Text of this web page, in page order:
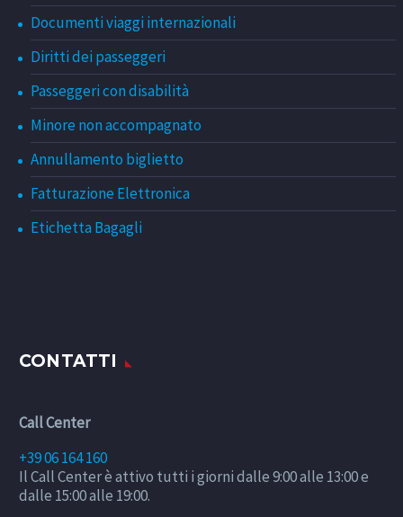
Documenti viaggi internazionali
Diritti dei passeggeri
Passeggeri con disabilità
Minore non accompagnato
Annullamento biglietto
Fatturazione Elettronica
Etichetta Bagagli
CONTATTI
Call Center
+39 06 164 160
Il Call Center è attivo tutti i giorni dalle 9:00 alle 13:00 e
dalle 15:00 alle 19:00.